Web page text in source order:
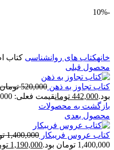
-10%
خانهکتاب های روانشناسی کتاب
محصول قبلی
کتاب تجاوز به ذهن 520,000 تومان
بود.442,000 تومانقیمت فعلی: 442,000 تومان.
بازگشت به محصولات
محصول بعدی
کتاب عروس فریبکار 1,400,000
1,400,000 تومان بود.
1,190,000